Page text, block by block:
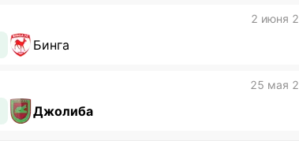
2 июня
Бинга
25 мая
Джолиба